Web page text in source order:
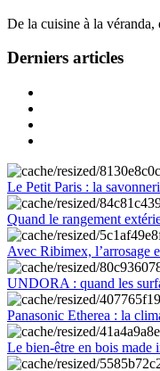
De la cuisine à la véranda,
Derniers articles
Le Petit Paris : la
Quand le rangement
Avec Ribimex, l’arrosage
UNDORA : quand les
Panasonic Etherea : la
Le bien-être en bois made